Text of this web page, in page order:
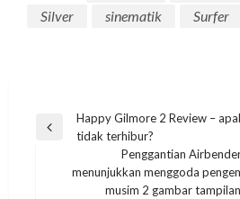
Silver
sinematik Surfer
Post
navigation
Previous
Happy Gilmore 2 Review –
tidak terhibur?
Next
Penggantian
menunjukkan menggoda
musim 2 gambar